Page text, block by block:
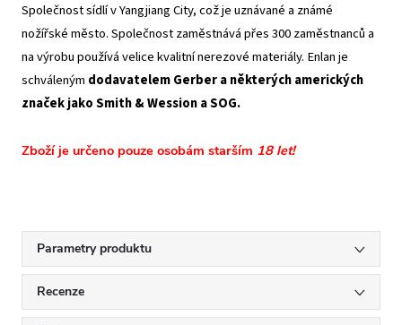
Společnost sídlí v Yangjiang City, což je uznávané a známé
nožířské město. Společnost zaměstnává přes 300 zaměstnanců a
na výrobu používá velice kvalitní nerezové materiály. Enlan je
schváleným dodavatelem Gerber a některých amerických
značek jako Smith & Wession a SOG.
Zboží je určeno pouze osobám starším 18 let!
Parametry produktu
Recenze